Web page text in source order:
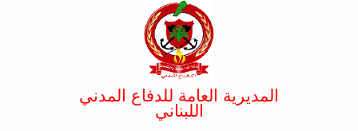
المديرية العامة للدفاع المدني
اللبناني